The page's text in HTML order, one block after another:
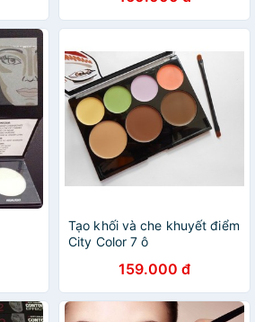
Tạo khối và che khuyết điểm
City Color 7 ô
159.000 đ